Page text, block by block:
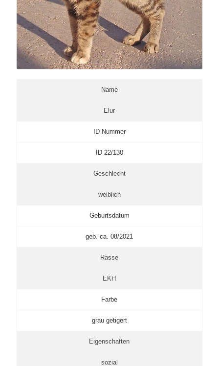
Name
Elur
ID-Nummer
ID 22/130
Geschlecht
weiblich
Geburtsdatum
geb. ca. 08/2021
Rasse
EKH
Farbe
grau getigert
Eigenschaften
sozial